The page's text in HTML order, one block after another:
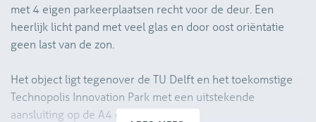
met 4 eigen parkeerplaatsen recht voor de deur. Een
heerlijk licht pand met veel glas en door oost oriëntatie
geen last van de zon.
Het object ligt tegenover de TU Delft en het toekomstige
Technopolis Innovation Park met een uitstekende
aansluiting op de A4 en A13.